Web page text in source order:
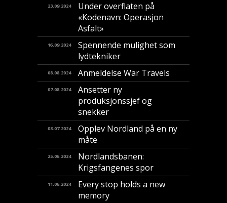
23.09.2024
Under overflaten på
«Kodenavn: Operasjon
Asfalt»
16.09.2024
Spennende mulighet som
lydtekniker
08.08.2024 Anmeldelse War Travels
07.08.2024
Ansetter ny
produksjonssjef og
snekker
03.07.2024
Opplev Nordland på en ny
måte
25.06.2024
Nordlandsbanen:
Krigsfangenes spor
11.06.2024
Every stop holds a new
memory